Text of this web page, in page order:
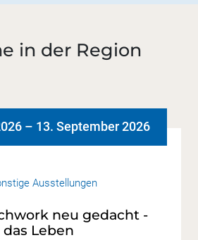
in der Region
Ausstellungen
– 13. September 2026
neu gedacht -
Leben